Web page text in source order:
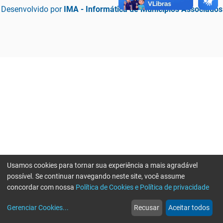
Desenvolvido por IMA - Informática de Municípios Associados
web
Notícias
more_horiz
Mais
Usamos cookies para tornar sua experiência a mais agradável
possível. Se continuar navegando neste site, você assume
concordar com nossa Política de Cookies e Política de privacidade
Gerenciar Cookies... Recusar Aceitar todos
Erro ao enviar informações, por favor tente novamente